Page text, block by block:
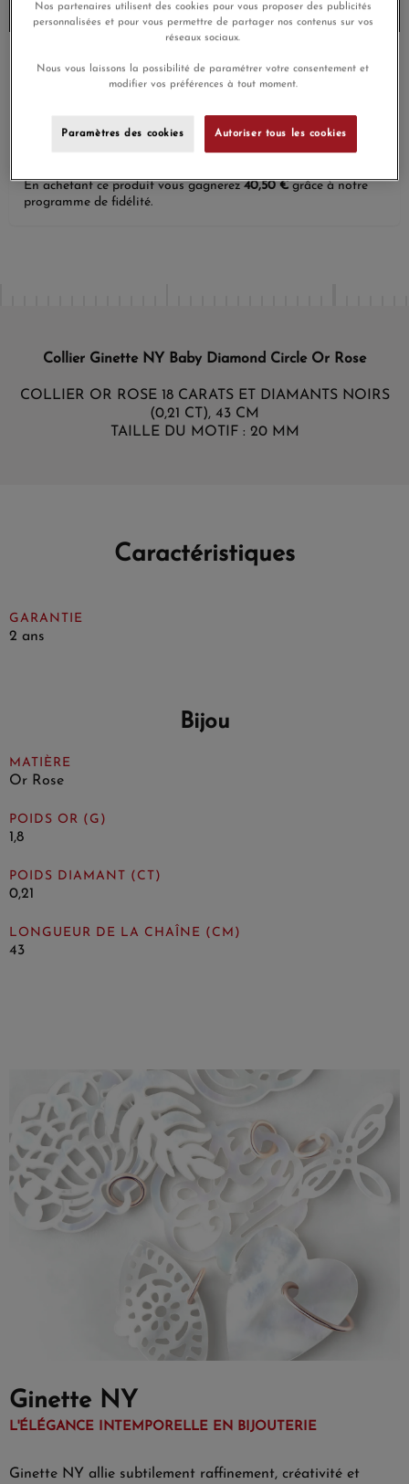
Envoi sous 8 à 10 jours
Livraison gratuite
Payez en 4x ou 10x
sans frais
Satisfait ou
remboursé
En achetant ce produit vous gagnerez40,50 €grâce à notre
programme de fidélité.
Collier Ginette NY Baby Diamond Circle Or Rose
COLLIER OR ROSE 18 CARATS ET DIAMANTS NOIRS
(0,21 CT), 43 CM
TAILLE DU MOTIF : 20 MM
Caractéristiques
GARANTIE
2 ans
Bijou
MATIÈRE
Or Rose
POIDS OR (G)
1,8
POIDS DIAMANT (CT)
0,21
LONGUEUR DE LA CHAÎNE (CM)
43
Ginette NY
L'ÉLÉGANCE INTEMPORELLE EN BIJOUTERIE
Ginette NY allie subtilement raffinement, créativité et
Nos partenaires utilisent des cookies pour vous proposer des publicités
personnalisées et pour vous permettre de partager nos contenus sur vos
réseaux sociaux.
Nous vous laissons la possibilité de paramétrer votre consentement et
modifier vos préférences à tout moment.
Paramètres des cookies Autoriser tous les cookies